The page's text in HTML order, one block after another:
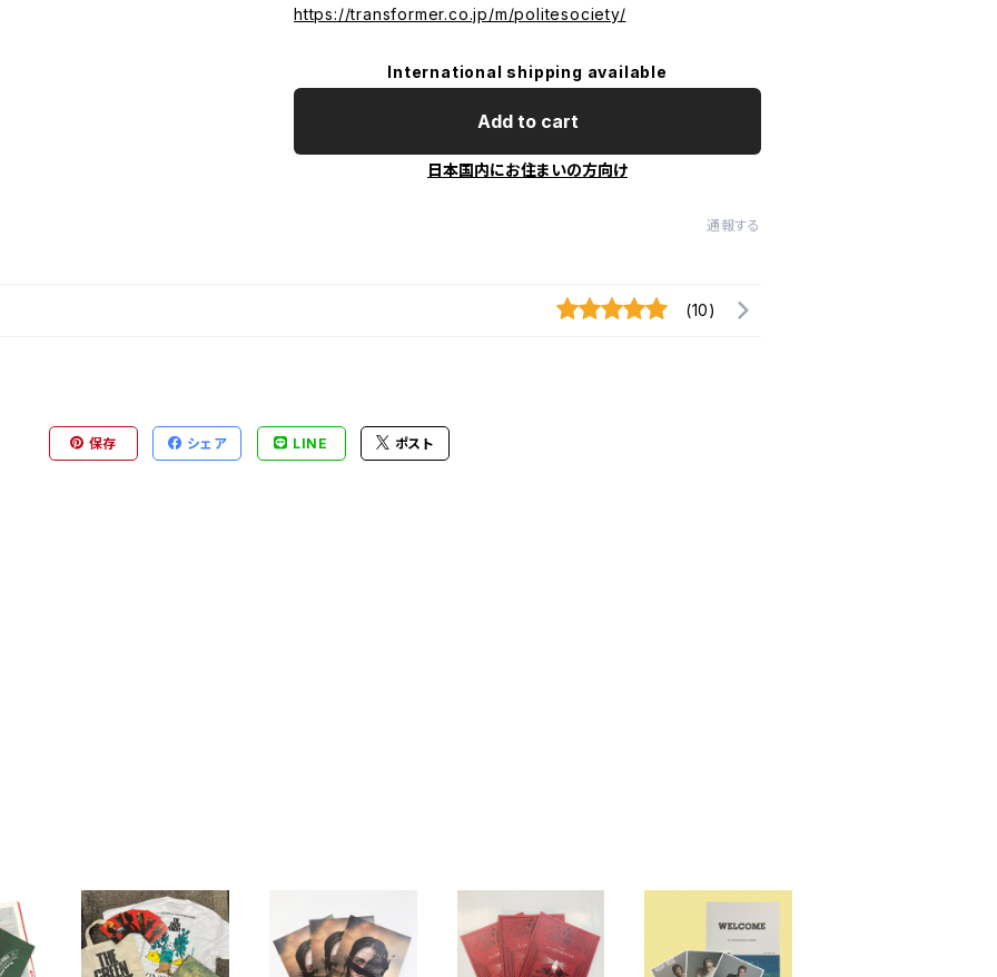
https://transformer.co.jp/m/politesociety/
International shipping available
Add to cart
日本国内にお住まいの方向け
通報する
(10)
保存 シェア LINE ポスト